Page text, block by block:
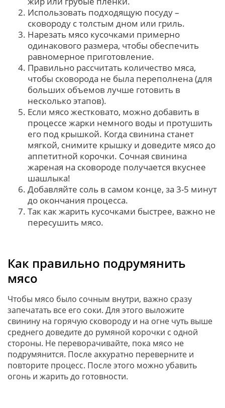
Использовать подходящую посуду –
сковороду с толстым дном или гриль.
Нарезать мясо кусочками примерно
одинакового размера, чтобы обеспечить
равномерное приготовление.
Правильно рассчитать количество мяса,
чтобы сковорода не была переполнена (для
больших объемов лучше готовить в
несколько этапов).
Если мясо жестковато, можно добавить в
процессе жарки немного воды и протушить
его под крышкой. Когда свинина станет
мягкой, снимите крышку и доведите мясо до
аппетитной корочки. Сочная свинина
жареная на сковороде получается вкуснее
шашлыка!
Добавляйте соль в самом конце, за 3-5 минут
до окончания процесса.
Так как жарить кусочками быстрее, важно не
пересушить мясо.
Как правильно подрумянить
мясо
Чтобы мясо было сочным внутри, важно сразу
запечатать все его соки. Для этого выложите
свинину на горячую сковороду и на огне чуть выше
среднего доведите до румяной корочки с одной
стороны. Не переворачивайте, пока мясо не
подрумянится. После аккуратно переверните и
повторите процесс. После этого можно убавить
огонь и жарить до готовности.